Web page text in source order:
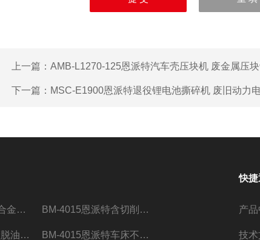
上一篇： AMB-L1270-125恩派特汽车壳压块机 废金属压
下一篇： MSC-E1900恩派特退役锂电池撕碎机 废旧动力
BM-4015恩派特铝合金屑压饼机 脱油效果好 BM-4015恩派特含切削油铝屑压饼机
ED-800恩派特铜渣脱油机废铜屑铝屑甩油机 BM-4015恩派特车床不锈钢屑除油压饼机
快
产
技